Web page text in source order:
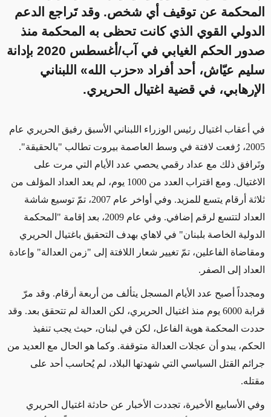
المحكمة عن توقيف أي شخص. وقد تَراجع الدعم
الدولي القوي الذي كانت تحظى به المحكمة منذ
صدور الحكم الغيابي في آب/أغسطس 2020 بإدانة
سليم عيّاش، أحد أفراد «حزب الله» اللبناني
الإرهابي، في قضية اغتيال الحريري.
في أعقاب اغتيال رئيس الوزراء اللبناني الأسبق رفيق الحريري عام
2005، رُفعت لافتة في وسط العاصمة بيروت تطالب "بالحقيقة".
وتَرافق ذلك مع عداد رقمي يحصي عدد الأيام التي مرت على
الاغتيال. ومع اقتراب العدد من 1000 يوم، لم يعد العداد المؤلف من
ثلاثة أرقام يتسع للمزيد. وفي أواخر
عام
2007، تمّ توسيع شاشة
العداد لتتسع لرقم إضافي. وفي عام 2009، بعد
إقامة "المحكمة
الدولية الخاصة بلبنان" في لاهاي بهدف التحقيق باغتيال الحريري
ومقاضاة الفاعلين، تمّ تغيير شعار اللافتة إلى "زمن العدالة" وإعادة
العداد إلى الصفر.
ومجدداً أصبح عدد الأيام المسجل يتألف من أربعة أرقام. وقد مرّ
قرابة 6000 يوم منذ اغتيال الحريري، لكن العدالة لم تتحقق بعد. وقد
حددت المحكمة هوية الفاعل، لكن في لبنان، حيث يجب تنفيذ
الحكم، يبدو أن عجلات العدالة متوقفة. وكما هو الحال مع العديد من
جرائم القتل السياسي التي شهدتها البلاد، لميُحاسب أحد على
مقتله.
وفي الأسابيع الأخيرة، تجددت الأخبار عن حادثة اغتيال الحريري